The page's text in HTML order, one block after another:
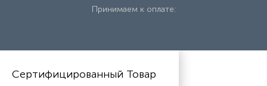
Принимаем к оплате:
Сертифицированный Товар